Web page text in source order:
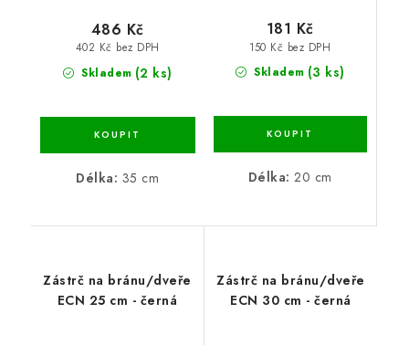
Skladem (2 ks)
402 Kč bez DPH
486 Kč
Délka: 35 cm
Skladem (3 ks)
150 Kč bez DPH
181 Kč
Délka: 20 cm
Zástrč na bránu/dveře
ECN 25 cm - černá
Zástrč na bránu/dveře
ECN 30 cm - černá